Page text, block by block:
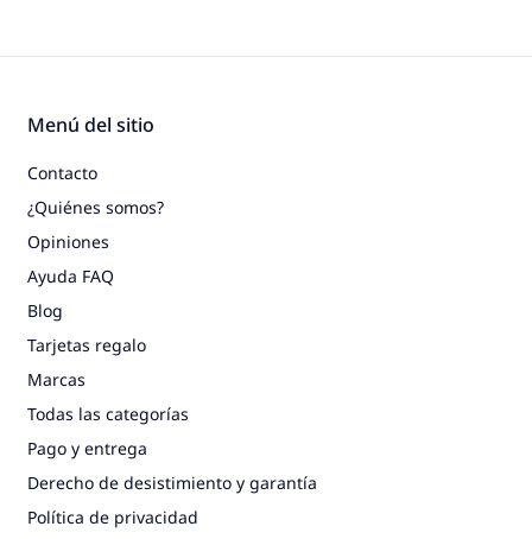
Menú del sitio
Contacto
¿Quiénes somos?
Opiniones
Ayuda FAQ
Blog
Tarjetas regalo
Marcas
Todas las categorías
Pago y entrega
Derecho de desistimiento y garantía
Política de privacidad